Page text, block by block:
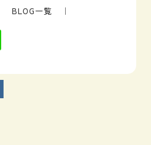
BLOG一覧 ｜